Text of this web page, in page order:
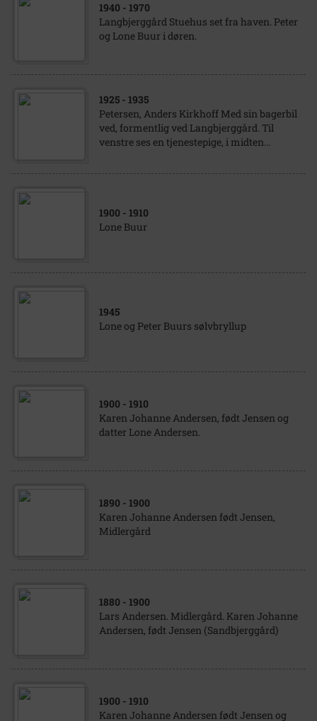
1940 - 1970
Langbjerggård Stuehus set fra haven. Peter
og Lone Buur i døren.
1925 - 1935
Petersen, Anders Kirkhoff Med sin bagerbil
ved, formentlig ved Langbjerggård. Til
venstre ses en tjenestepige, i midten...
1900 - 1910
Lone Buur
1945
Lone og Peter Buurs sølvbryllup
1900 - 1910
Karen Johanne Andersen, født Jensen og
datter Lone Andersen.
1890 - 1900
Karen Johanne Andersen født Jensen,
Midlergård
1880 - 1900
Lars Andersen. Midlergård. Karen Johanne
Andersen, født Jensen (Sandbjerggård)
1900 - 1910
Karen Johanne Andersen født Jensen og